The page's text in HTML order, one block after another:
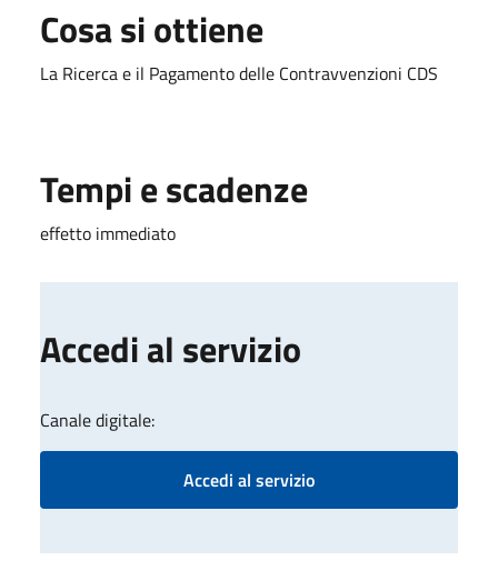
Cosa si ottiene
La Ricerca e il Pagamento delle Contravvenzioni CDS
Tempi e scadenze
effetto immediato
Accedi al servizio
Canale digitale:
Accedi al servizio